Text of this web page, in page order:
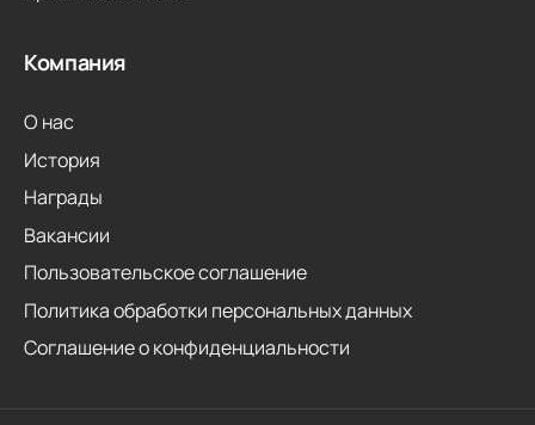
Компания
О нас
История
Награды
Вакансии
Пользовательское соглашение
Политика обработки персональных данных
Соглашение о конфиденциальности